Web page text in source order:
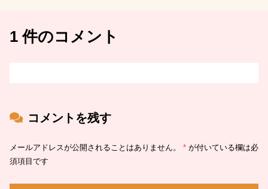
1 件のコメント
コメントを残す
メールアドレスが公開されることはありません。 * が付いている欄は必
須項目です